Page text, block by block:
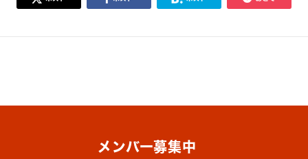
メンバー募集中